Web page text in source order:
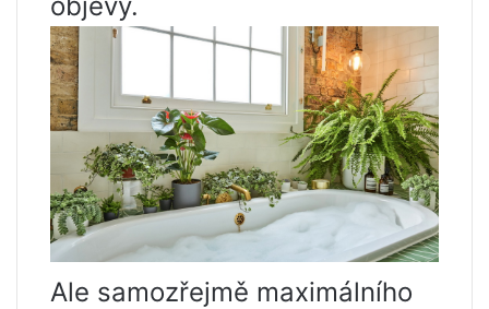
Ale samozřejmě maximálního